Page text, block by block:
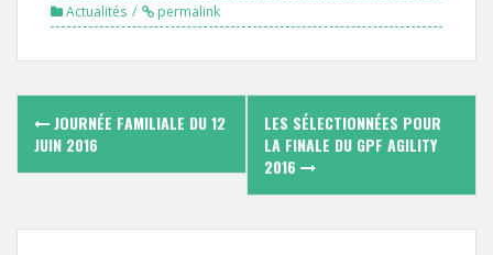
Actualités permalink
Navigation
des
JOURNÉE FAMILIALE DU 12
JUIN 2016
LES SÉLECTIONNÉES POUR
LA FINALE DU GPF AGILITY
2016